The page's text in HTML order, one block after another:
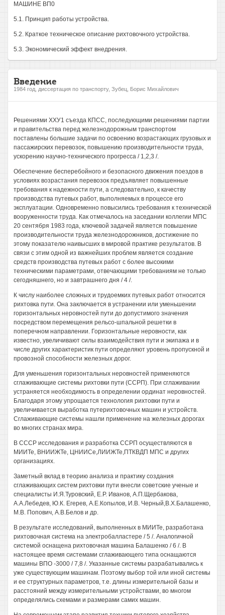
МАШИНЕ ВП0
5.1. Принцип работы устройства.
5.2. Краткое техническое описание рихтовочного устройства.
5.3. Экономический эффект внедрения.
Введение
1984 год, диссертация по транспорту, Зубец, Борис Михайлович
Решениями ХХУ1 съезда КПСС, последующими решениями партии
и правительства перед железнодорожным транспортом
поставлены большие задачи по освоению возрастающих грузовых и
пассажирских перевозок, повышению производительности труда,
ускорению научно-технического прогресса / 1,2,3 /.
Обеспечение бесперебойного и безопасного движения поездов в
условиях возрастания перевозок предъявляет повышенные
требования к надежности пути, а следовательно, к качеству
производства путевых работ, выполняемых в процессе его
эксплуатации. Одновременно повысились требования к технической
вооруженности труда. Как отмечалось на заседании коллегии МПС
20 сентября 1983 года, ключевой задачей является повышение
производительности труда железнодорожников, достижение по
этому показателю наивысших в мировой практике результатов. В
связи с этим одной из важнейших проблем является создание
средств производства путевых работ с более высокими
техническими параметрами, отвечающими требованиям не только
сегодняшнего, но и завтрашнего дня / 4 /.
К числу наиболее сложных и трудоемких путевых работ относится
рихтовка пути. Она заключается в устранении или уменьшении
горизонтальных неровностей пути до допустимого значения
посредством перемещения рельсо-шпальной решетки в
поперечном направлении. Горизонтальные неровности, как
известно, увеличивают силы взаимодействия пути и экипажа и в
числе других характеристик пути определяют уровень пропускной и
провозной способности железных дорог.
Для уменьшения горизонтальных неровностей применяются
сглаживающие системы рихтовки пути (ССРП). При сглаживании
устраняется необходимость в определении ординат неровностей.
Благодаря этому упрощается технология рихтовки пути и
увеличивается выработка путерихтовочных машин и устройств.
Сглаживающие системы нашли применение на железных дорогах
во многих странах мира.
В СССР исследования и разработка ССРП осуществляются в
МИИТе, ВНИИЖТе, ЦНИИСе,ЛИИЖТе,ПТКВДП МПС и других
организациях.
Заметный вклад в теорию анализа и практику создания
сглаживающих систем рихтовки пути внесли советские ученые и
специалисты И.Я.Туровский, Е.Р. Иванов, А.П.Щербакова,
А.А.Лебедев, Ю.К. Егерев, А.Е.Копылов, И.В. Черный,В.Х.Балашенко,
М.В. Попович, А.В.Белов и др.
В результате исследований, выполненных в МИИТе, разработана
рихтовочная система на электробалластере / 5 /. Аналогичной
системой оснащена рихтовочная машина Балашенко / 6 /. В
настоящее время системами сглаживающего типа оснащаются
машины ВПО -3000 / 7,8 /. Указанные системы разрабатывались к
уже существующим машинам. Поэтому выбор той или иной системы
и ее структурных параметров, т.е. длины измерительной базы и
расстояний между измерительными устройствами, во многом
определялись схемами и размерами самих машин.